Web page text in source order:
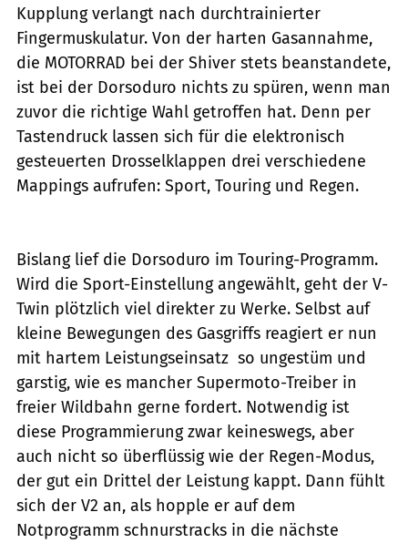
Kupplung verlangt nach durchtrainierter
Fingermuskulatur. Von der harten Gasannahme,
die MOTORRAD bei der Shiver stets beanstandete,
ist bei der Dorsoduro nichts zu spüren, wenn man
zuvor die richtige Wahl getroffen hat. Denn per
Tastendruck lassen sich für die elektronisch
gesteuerten Drosselklappen drei verschiedene
Mappings aufrufen: Sport, Touring und Regen.
Bislang lief die Dorsoduro im Touring-Programm.
Wird die Sport-Einstellung angewählt, geht der V-
Twin plötzlich viel direkter zu Werke. Selbst auf
kleine Bewegungen des Gasgriffs reagiert er nun
mit hartem Leistungseinsatz  so ungestüm und
garstig, wie es mancher Supermoto-Treiber in
freier Wildbahn gerne fordert. Notwendig ist
diese Programmierung zwar keineswegs, aber
auch nicht so überflüssig wie der Regen-Modus,
der gut ein Drittel der Leistung kappt. Dann fühlt
sich der V2 an, als hopple er auf dem
Notprogramm schnurstracks in die nächste